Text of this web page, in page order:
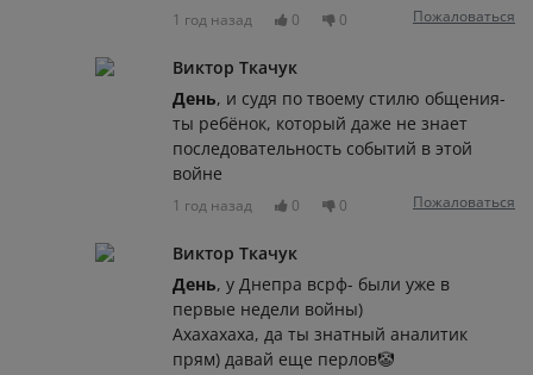
1 год назад 0 0 Пожаловаться
Виктор Ткачук
День, и судя по твоему стилю общения-
ты ребёнок, который даже не знает
последовательность событий в этой
войне
1 год назад 0 0 Пожаловаться
Виктор Ткачук
День, у Днепра всрф- были уже в
первые недели войны)
Ахахахаха, да ты знатный аналитик
прям) давай еще перлов🤡